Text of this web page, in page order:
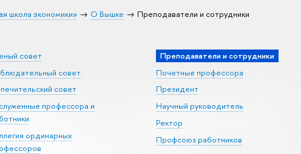
школа экономики» О Вышке Преподаватели и сотрудники
совет
совет
совет
профессора и
ординарных
Преподаватели и сотрудники
Почетные профессора
Президент
Научный руководитель
Ректор
Профсоюз работников